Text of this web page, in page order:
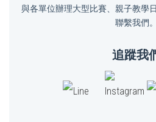
與各單位辦理大型比賽、親子教學
聯繫我們。
追蹤我